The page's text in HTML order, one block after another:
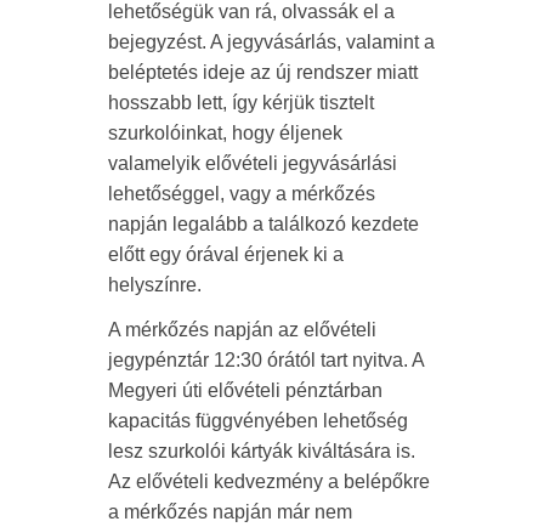
lehetőségük van rá, olvassák el a
bejegyzést. A jegyvásárlás, valamint a
beléptetés ideje az új rendszer miatt
hosszabb lett, így kérjük tisztelt
szurkolóinkat, hogy éljenek
valamelyik elővételi jegyvásárlási
lehetőséggel, vagy a mérkőzés
napján legalább a találkozó kezdete
előtt egy órával érjenek ki a
helyszínre.
A mérkőzés napján az elővételi
jegypénztár 12:30 órától tart nyitva. A
Megyeri úti elővételi pénztárban
kapacitás függvényében lehetőség
lesz szurkolói kártyák kiváltására is.
Az elővételi kedvezmény a belépőkre
a mérkőzés napján már nem